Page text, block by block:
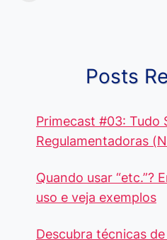
Posts
Primecast #03: Tudo
Regulamentadoras
Quando usar “etc.”?
uso e veja exemplos
Descubra técnicas